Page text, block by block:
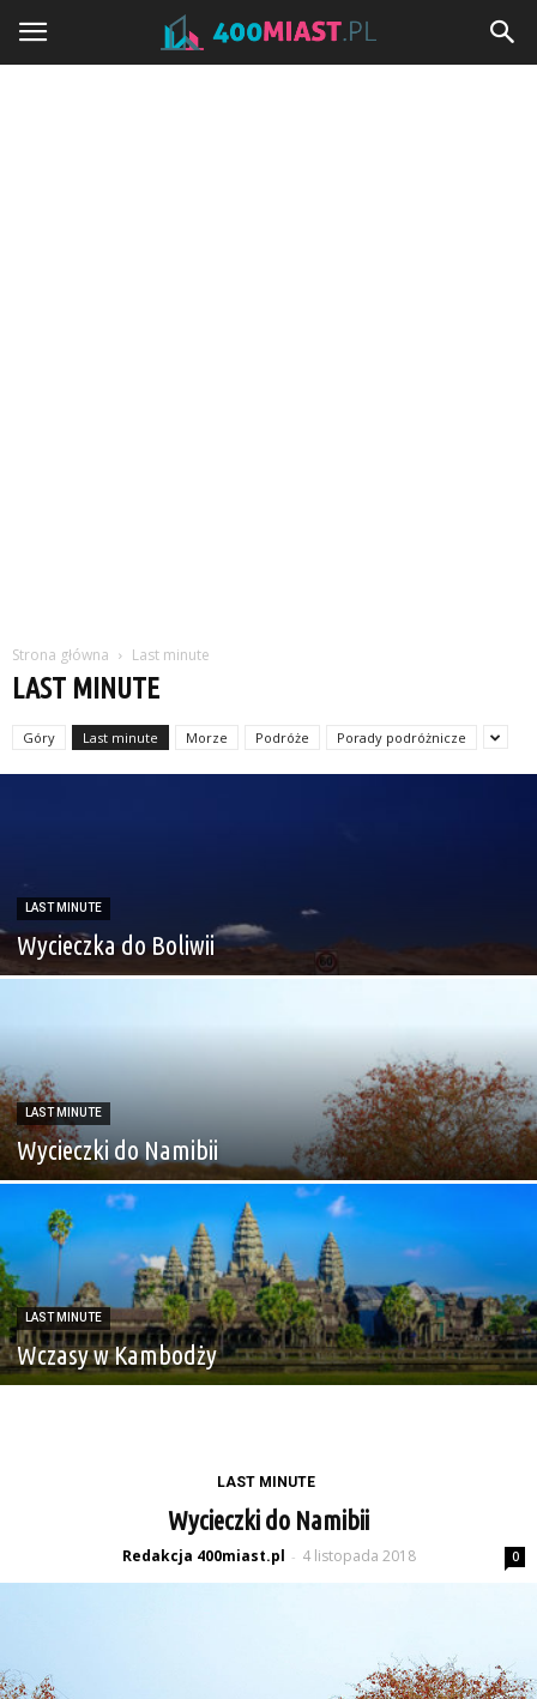
Strona główna Last minute
LAST MINUTE
Góry Last minute Morze Podróże Porady podróżnicze
LAST MINUTE
Wycieczka do Boliwii
LAST MINUTE
Wycieczki do Namibii
LAST MINUTE
Wczasy w Kambodży
LAST MINUTE
Wycieczki do Namibii
Redakcja 400miast.pl - 4 listopada 2018 0